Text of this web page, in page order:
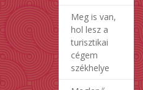
Meg is van,
hol lesz a
turisztikai
cégem
székhelye